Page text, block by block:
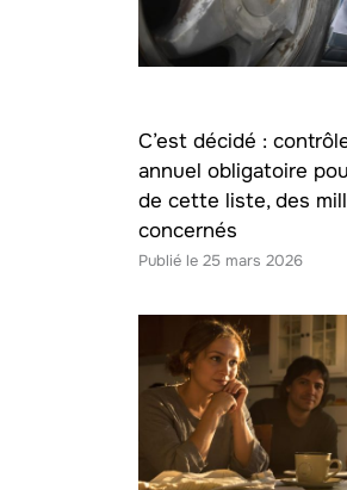
C’est décidé :
annuel obligatoire
de cette liste, des
concernés
25 mars 2026